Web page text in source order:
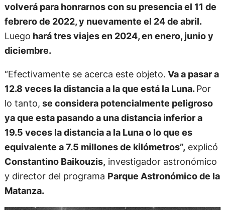
volverá para honrarnos con su presencia el 11 de
febrero de 2022, y nuevamente el 24 de abril.
Luego hará tres viajes en 2024, en enero, junio y
diciembre.
“Efectivamente se acerca este objeto. Va a pasar a
12.8 veces la distancia a la que está la Luna.Por
lo tanto, se considera potencialmente peligroso
ya que esta pasando a una distancia inferior a
19.5 veces la distancia a la Luna o lo que es
equivalente a 7.5 millones de kilómetros”, explicó
Constantino Baikouzis, investigador astronómico
y director del programa Parque Astronómico de la
Matanza.